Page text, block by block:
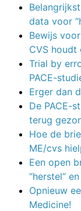
data voor
Bewijs
CVS houdt
Trial by
PACE-
Erger dan
De PACE-
terug
Hoe de
ME/cvs
Een open
“herstel”
Opnieuw
Medicine!